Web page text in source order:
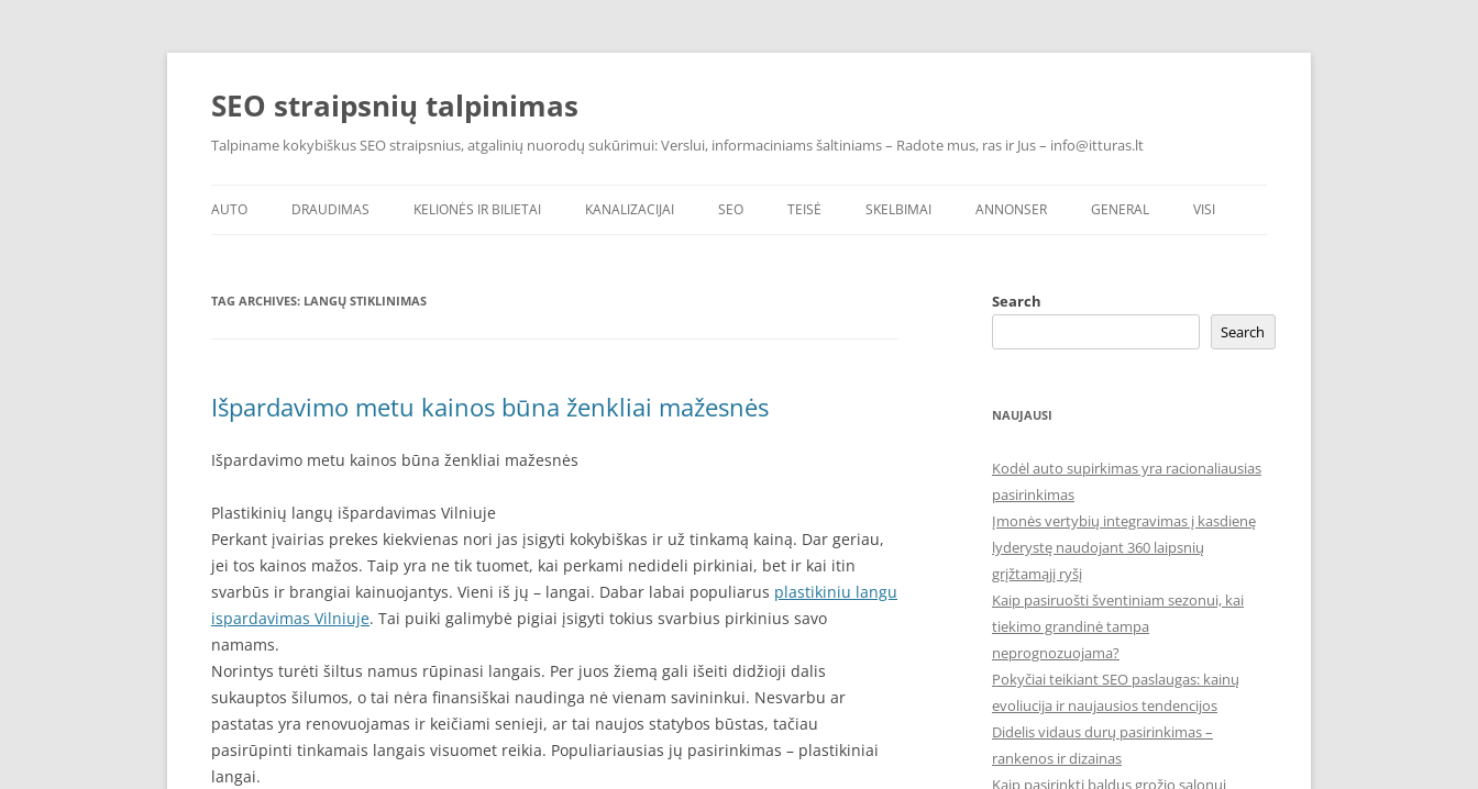
Skip
SEO straipsnių talpinimas
Talpiname kokybiškus SEO straipsnius, atgalinių nuorodų sukūrimui: Verslui, informaciniams šaltiniams – Radote mus, ras ir Jus – info@itturas.lt
AUTO DRAUDIMAS KELIONĖS IR BILIETAI KANALIZACIJAI SEO TEISĖ SKELBIMAI ANNONSER GENERAL VISI
TAG ARCHIVES: LANGŲ STIKLINIMAS
Išpardavimo metu kainos būna ženkliai mažesnės
Išpardavimo metu kainos būna ženkliai mažesnės
Plastikinių langų išpardavimas Vilniuje
Perkant įvairias prekes kiekvienas nori jas įsigyti kokybiškas ir už tinkamą kainą. Dar geriau,
jei tos kainos mažos. Taip yra ne tik tuomet, kai perkami nedideli pirkiniai, bet ir kai itin
svarbūs ir brangiai kainuojantys. Vieni iš jų – langai. Dabar labai populiarus plastikiniu langu
ispardavimas Vilniuje. Tai puiki galimybė pigiai įsigyti tokius svarbius pirkinius savo
namams.
Norintys turėti šiltus namus rūpinasi langais. Per juos žiemą gali išeiti didžioji dalis
sukauptos šilumos, o tai nėra finansiškai naudinga nė vienam savininkui. Nesvarbu ar
pastatas yra renovuojamas ir keičiami senieji, ar tai naujos statybos būstas, tačiau
pasirūpinti tinkamais langais visuomet reikia. Populiariausias jų pasirinkimas – plastikiniai
langai.
Search
Search
NAUJAUSI
Kodėl auto supirkimas yra racionaliausias
pasirinkimas
Įmonės vertybių integravimas į kasdienę
lyderystę naudojant 360 laipsnių
grįžtamąjį ryšį
Kaip pasiruošti šventiniam sezonui, kai
tiekimo grandinė tampa
neprognozuojama?
Pokyčiai teikiant SEO paslaugas: kainų
evoliucija ir naujausios tendencijos
Didelis vidaus durų pasirinkimas –
rankenos ir dizainas
Kaip pasirinkti baldus grožio salonui